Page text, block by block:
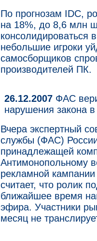
По прогнозам IDC,
на 18%, до 8,6 млн
консолидироваться
небольшие игроки
самосборщиков
производителей ПК.
26.12.2007 ФАС
нарушения закона
Вчера экспертный
службы (ФАС)
принадлежащей
Антимонопольному
рекламной
считает, что ролик
ближайшее время
эфира. Участники
месяц не